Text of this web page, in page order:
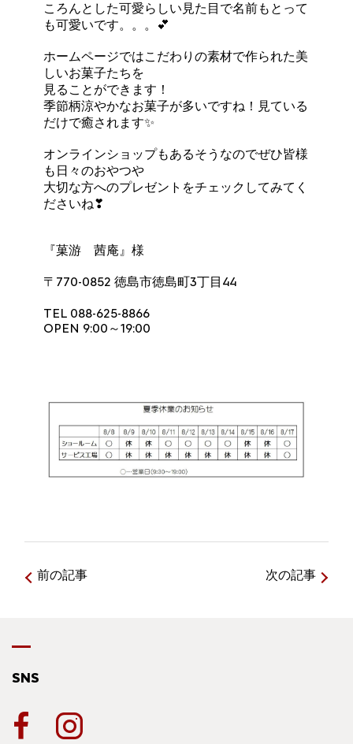
ころんとした可愛らしい見た目で名前もとって
も可愛いです。。。💕
ホームページではこだわりの素材で作られた美
しいお菓子たちを
見ることができます！
季節柄涼やかなお菓子が多いですね！見ている
だけで癒されます✨
オンラインショップもあるそうなのでぜひ皆様
も日々のおやつや
大切な方へのプレゼントをチェックしてみてく
ださいね❣
『菓游 茜庵』様
〒770-0852 徳島市徳島町3丁目44
TEL 088-625-8866
OPEN 9:00～19:00
前の記事 次の記事
SNS